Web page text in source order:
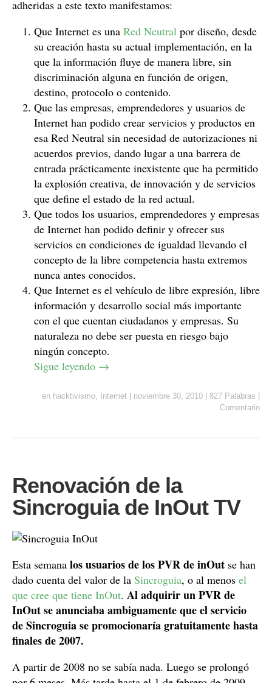
adheridas a este texto manifestamos:
Que Internet es una Red Neutral por diseño, desde
su creación hasta su actual implementación, en la
que la información fluye de manera libre, sin
discriminación alguna en función de origen,
destino, protocolo o contenido.
Que las empresas, emprendedores y usuarios de
Internet han podido crear servicios y productos en
esa Red Neutral sin necesidad de autorizaciones ni
acuerdos previos, dando lugar a una barrera de
entrada prácticamente inexistente que ha permitido
la explosión creativa, de innovación y de servicios
que define el estado de la red actual.
Que todos los usuarios, emprendedores y empresas
de Internet han podido definir y ofrecer sus
servicios en condiciones de igualdad llevando el
concepto de la libre competencia hasta extremos
nunca antes conocidos.
Que Internet es el vehículo de libre expresión, libre
información y desarrollo social más importante
con el que cuentan ciudadanos y empresas. Su
naturaleza no debe ser puesta en riesgo bajo
ningún concepto.
Sigue leyendo →
en hacktivismo, Internet noviembre 30, 2010 827 Palabras
Comentario
Renovación de la
Sincroguia de InOut TV
Esta semana los usuarios de los PVR de inOut se han
dado cuenta del valor de la Sincroguia, o al menos el
que cree que tiene InOut. Al adquirir un PVR de
InOut se anunciaba ambiguamente que el servicio
de Sincroguia se promocionaría gratuitamente hasta
finales de 2007.
A partir de 2008 no se sabía nada. Luego se prolongó